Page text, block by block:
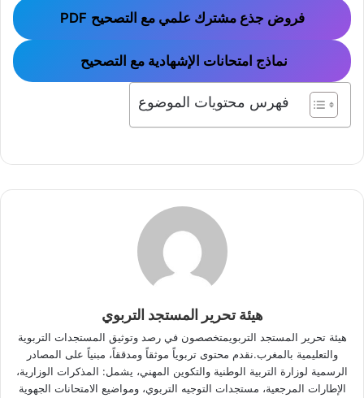
فروض جذع مشترك علمي مع التصحيح PDF
نماذج امتحانات الإشهادية مع التصحيح
فهرس محتويات الموضوع
هيئة تحرير المستجد التربوي
هيئة تحرير المستجد التربويمتخصصون في رصد وتوثيق المستجدات التربوية
والتعليمية بالمغرب.نقدم محتوى تربوياً موثقاً ومدققاً، مبنياً على المصادر
الرسمية لوزارة التربية الوطنية والتكوين المهني، يشمل: المذكرات الوزارية،
الإطارات المرجعية، مستجدات التوجيه التربوي، ومواضيع الامتحانات الجهوية